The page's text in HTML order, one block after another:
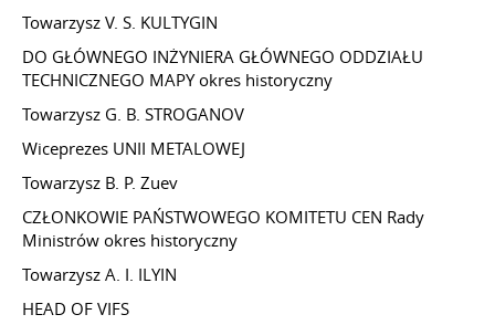
Towarzysz V. S. KULTYGIN
DO GŁÓWNEGO INŻYNIERA GŁÓWNEGO ODDZIAŁU
TECHNICZNEGO MAPY okres historyczny
Towarzysz G. B. STROGANOV
Wiceprezes UNII METALOWEJ
Towarzysz B. P. Zuev
CZŁONKOWIE PAŃSTWOWEGO KOMITETU CEN Rady
Ministrów okres historyczny
Towarzysz A. I. ILYIN
HEAD OF VIFS